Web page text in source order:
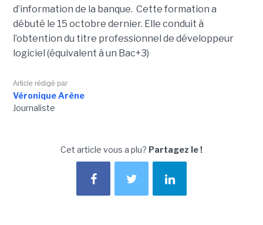
d’information de la banque. Cette formation a
débuté le 15 octobre dernier. Elle conduit à
l’obtention du titre professionnel de développeur
logiciel (équivalent à un Bac+3)
Article rédigé par
Véronique Arène
Journaliste
Cet article vous a plu? Partagez le !